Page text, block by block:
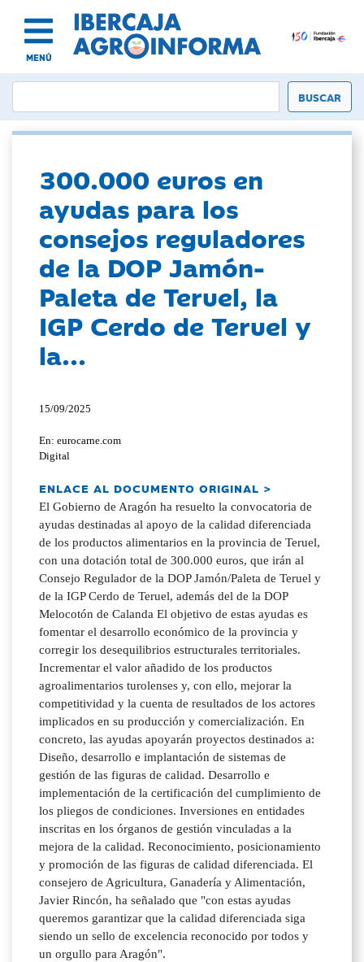
MENÚ
300.000 euros en
ayudas para los
consejos reguladores
de la DOP Jamón-
Paleta de Teruel, la
IGP Cerdo de Teruel y
la...
15/09/2025
En: eurocarne.com
Digital
ENLACE AL DOCUMENTO ORIGINAL >
El Gobierno de Aragón ha resuelto la convocatoria de
ayudas destinadas al apoyo de la calidad diferenciada
de los productos alimentarios en la provincia de Teruel,
con una dotación total de 300.000 euros, que irán al
Consejo Regulador de la DOP Jamón/Paleta de Teruel y
de la IGP Cerdo de Teruel, además del de la DOP
Melocotón de Calanda El objetivo de estas ayudas es
fomentar el desarrollo económico de la provincia y
corregir los desequilibrios estructurales territoriales.
Incrementar el valor añadido de los productos
agroalimentarios turolenses y, con ello, mejorar la
competitividad y la cuenta de resultados de los actores
implicados en su producción y comercialización. En
concreto, las ayudas apoyarán proyectos destinados a:
Diseño, desarrollo e implantación de sistemas de
gestión de las figuras de calidad. Desarrollo e
implementación de la certificación del cumplimiento de
los pliegos de condiciones. Inversiones en entidades
inscritas en los órganos de gestión vinculadas a la
mejora de la calidad. Reconocimiento, posicionamiento
y promoción de las figuras de calidad diferenciada. El
consejero de Agricultura, Ganadería y Alimentación,
Javier Rincón, ha señalado que "con estas ayudas
queremos garantizar que la calidad diferenciada siga
siendo un sello de excelencia reconocido por todos y
un orgullo para Aragón".